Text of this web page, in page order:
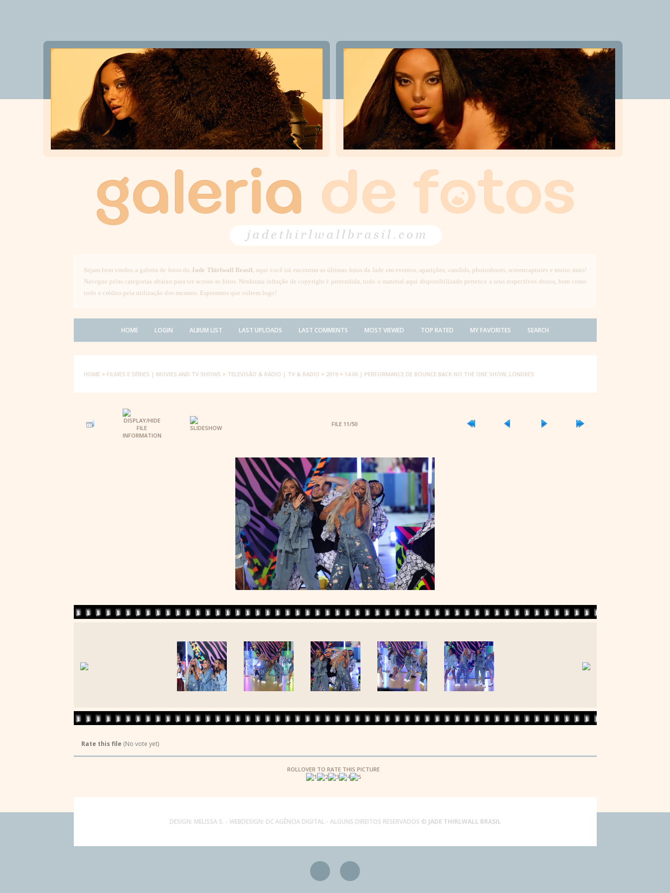
Sejam bem vindos a galeria de fotos do Jade Thirlwall Brasil, aqui você irá encontrar as últimas fotos da Jade em eventos, aparições, candids, photoshoots, screencaptures e muito mais!
Navegue pelas categorias abaixo para ter acesso as fotos. Nenhuma infração de copyright é pretendida, todo o material aqui disponibilizado pertence a seus respectivos donos, bem como
todo o crédito pela utilização dos mesmos. Esperamos que voltem logo!
HOME LOGIN ALBUM LIST LAST UPLOADS LAST COMMENTS MOST VIEWED TOP RATED MY FAVORITES SEARCH
HOME > FILMES E SÉRIES | MOVIES AND TV SHOWS > TELEVISÃO & RÁDIO | TV & RADIO > 2019> 14.06 | PERFORMANCE DE BOUNCE BACK NO THE ONE SHOW, LONDRES
FILE 11/50
Rate this file (No vote yet)
ROLLOVER TO RATE THIS PICTURE
DESIGN: MELISSA S. - WEBDESIGN: DC AGÊNCIA DIGITAL- ALGUNS DIREITOS RESERVADOS © JADE THIRLWALL BRASIL